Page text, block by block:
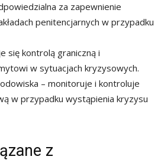
za zapewnienie
penitencjarnych w przypadku
się kontrolą graniczną i
w sytuacjach kryzysowych.
– monitoruje i kontroluje
w przypadku wystąpienia kryzysu
z